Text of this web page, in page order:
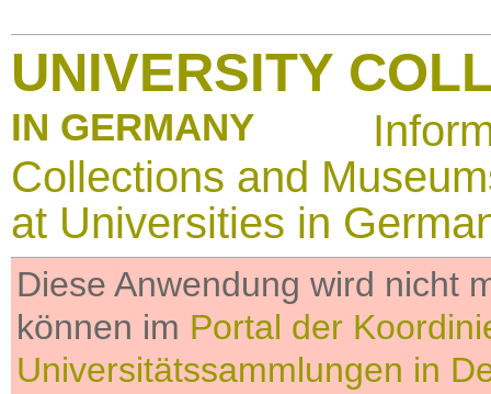
UNIVERSITY
IN GERMANY
Collections and
at Universities in
Diese Anwendung wird nicht
können im Portal der
Universitätssammlungen in